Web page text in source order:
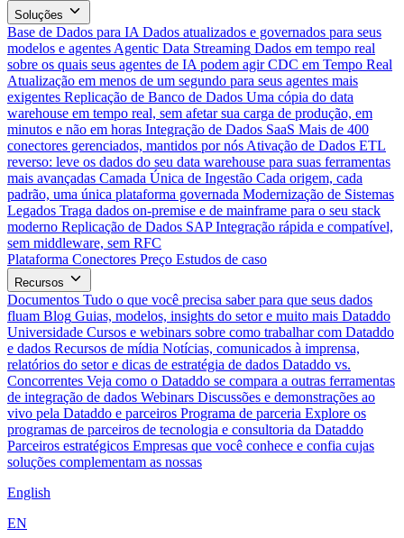
Soluções
Base de Dados para IA Dados atualizados e governados para seus
modelos e agentes Agentic Data Streaming Dados em tempo real
sobre os quais seus agentes de IA podem agir CDC em Tempo Real
Atualização em menos de um segundo para seus agentes mais
exigentes Replicação de Banco de Dados Uma cópia do data
warehouse em tempo real, sem afetar sua carga de produção, em
minutos e não em horas Integração de Dados SaaS Mais de 400
conectores gerenciados, mantidos por nós Ativação de Dados ETL
reverso: leve os dados do seu data warehouse para suas ferramentas
mais avançadas Camada Única de Ingestão Cada origem, cada
padrão, uma única plataforma governada Modernização de Sistemas
Legados Traga dados on-premise e de mainframe para o seu stack
moderno Replicação de Dados SAP Integração rápida e compatível,
sem middleware, sem RFC
Plataforma Conectores Preço Estudos de caso
Recursos
Documentos Tudo o que você precisa saber para que seus dados
fluam Blog Guias, modelos, insights do setor e muito mais Dataddo
Universidade Cursos e webinars sobre como trabalhar com Dataddo
e dados Recursos de mídia Notícias, comunicados à imprensa,
relatórios do setor e dicas de estratégia de dados Dataddo vs.
Concorrentes Veja como o Dataddo se compara a outras ferramentas
de integração de dados Webinars Discussões e demonstrações ao
vivo pela Dataddo e parceiros Programa de parceria Explore os
programas de parceiros de tecnologia e consultoria da Dataddo
Parceiros estratégicos Empresas que você conhece e confia cujas
soluções complementam as nossas
English
EN